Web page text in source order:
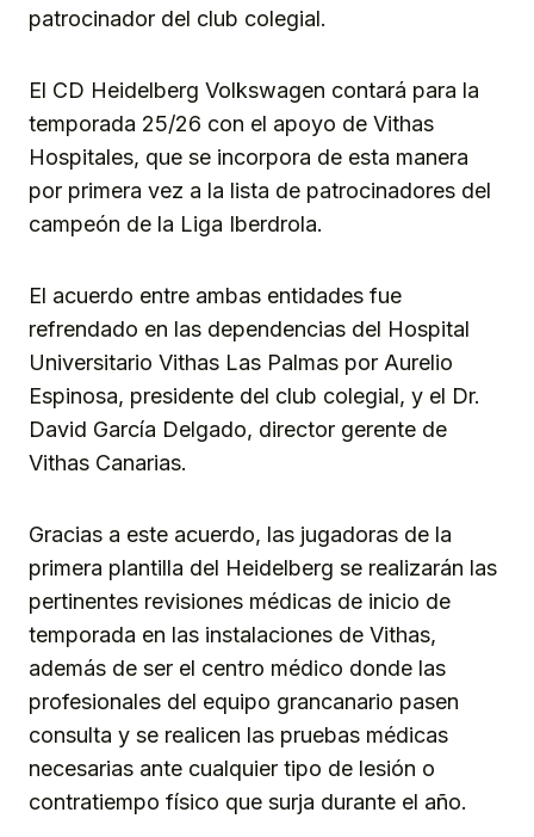
patrocinador del club colegial.
El CD Heidelberg Volkswagen contará para la
temporada 25/26 con el apoyo de Vithas
Hospitales, que se incorpora de esta manera
por primera vez a la lista de patrocinadores del
campeón de la Liga Iberdrola.
El acuerdo entre ambas entidades fue
refrendado en las dependencias del Hospital
Universitario Vithas Las Palmas por Aurelio
Espinosa, presidente del club colegial, y el Dr.
David García Delgado, director gerente de
Vithas Canarias.
Gracias a este acuerdo, las jugadoras de la
primera plantilla del Heidelberg se realizarán las
pertinentes revisiones médicas de inicio de
temporada en las instalaciones de Vithas,
además de ser el centro médico donde las
profesionales del equipo grancanario pasen
consulta y se realicen las pruebas médicas
necesarias ante cualquier tipo de lesión o
contratiempo físico que surja durante el año.